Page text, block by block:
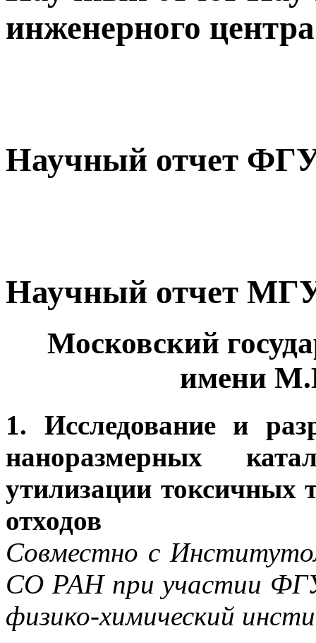
инженерного
Научный отчет
Научный отчет
Московский
имени
1. Исследование и
наноразмерных
утилизации токсичных
отходов
Совместно с
СО РАН при участии
физико-химический